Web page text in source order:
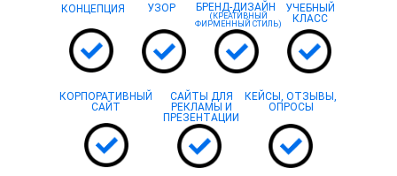
КОНЦЕПЦИЯ УЗОР
УЧЕБНЫЙ
КЛАСС
(КРЕАТИВНЫЙ
ФИРМЕННЫЙ СТИЛЬ)
КОРПОРАТИВНЫЙ
САЙТ
САЙТЫ ДЛЯ
РЕКЛАМЫ И
ПРЕЗЕНТАЦИИ
БРЕНД-ДИЗАЙН
КЕЙСЫ, ОТЗЫВЫ,
ОПРОСЫ